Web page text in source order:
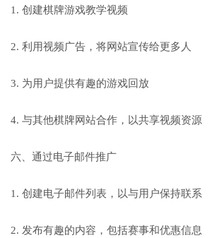
1. 创建棋牌游戏教学视频
2. 利用视频广告，将网站宣传给更多人
3. 为用户提供有趣的游戏回放
4. 与其他棋牌网站合作，以共享视频资源
六、通过电子邮件推广
1. 创建电子邮件列表，以与用户保持联系
2. 发布有趣的内容，包括赛事和优惠信息